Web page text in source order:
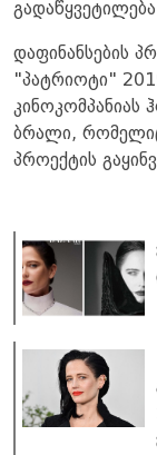
დაფინანსების
"პატრიოტი"
ბრალი,
პროექტის